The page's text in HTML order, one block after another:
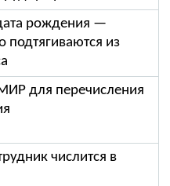
рождения —
подтягиваются из
для перечисления
числится в